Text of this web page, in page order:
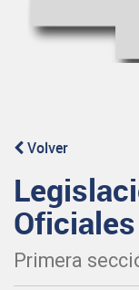
Volver
Oficiales
Primera